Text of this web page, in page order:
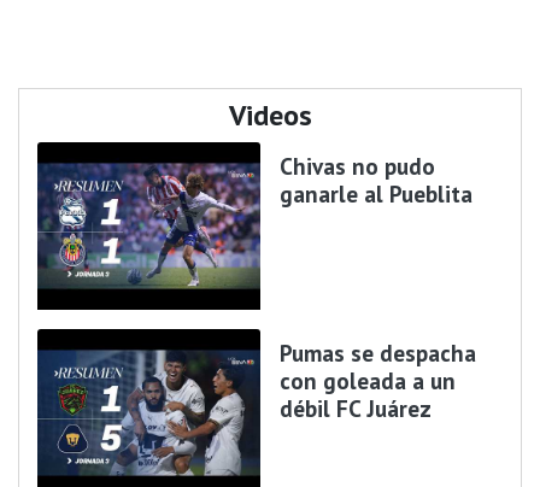
Videos
Chivas no pudo
ganarle al Pueblita
Pumas se despacha
con goleada a un
débil FC Juárez